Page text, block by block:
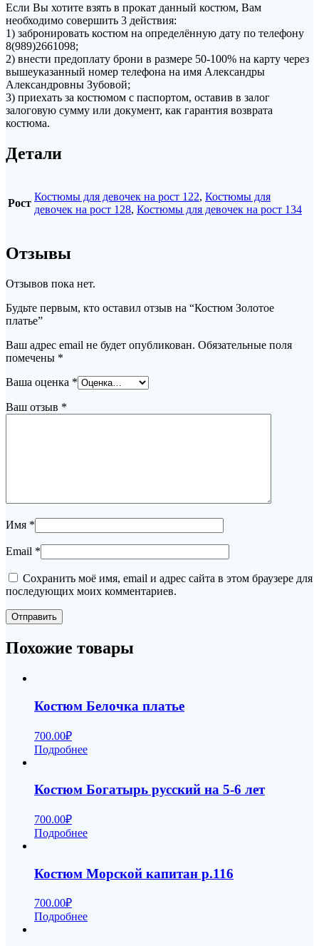
Если Вы хотите взять в прокат данный костюм, Вам
необходимо совершить 3 действия:
1) забронировать костюм на определённую дату по телефону
8(989)2661098;
2) внести предоплату брони в размере 50-100% на карту через
вышеуказанный номер телефона на имя Александры
Александровны Зубовой;
3) приехать за костюмом с паспортом, оставив в залог
залоговую сумму или документ, как гарантия возврата
костюма.
Детали
Рост
Костюмы для девочек на рост 122, Костюмы для
девочек на рост 128, Костюмы для девочек на рост 134
Отзывы
Отзывов пока нет.
Будьте первым, кто оставил отзыв на “Костюм Золотое
платье”
Ваш адрес email не будет опубликован. Обязательные поля
помечены *
Ваша оценка *
Ваш отзыв *
Имя *
Email *
Сохранить моё имя, email и адрес сайта в этом браузере для
последующих моих комментариев.
Похожие товары
Костюм Белочка платье
700.00₽
Подробнее
Костюм Богатырь русский на 5-6 лет
700.00₽
Подробнее
Костюм Морской капитан р.116
700.00₽
Подробнее